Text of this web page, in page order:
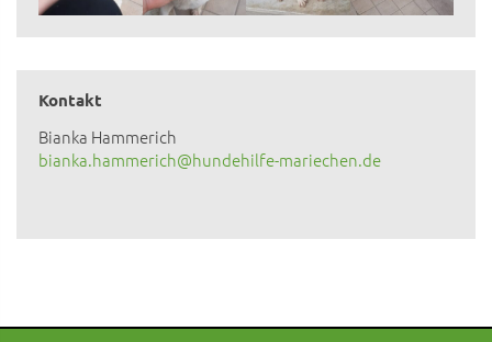
Kontakt
Bianka Hammerich
bianka.hammerich@hundehilfe-mariechen.de